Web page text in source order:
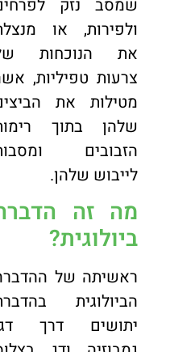
שמסב נזק לפרחים
ולפירות, או מנצלת
את הנוכחות של
צרעות טפיליות, אשר
מטילות את הביצים
שלהן בתוך רימות
הזבובים ומסבות
לייבוש שלהן.
מה זה הדברה
ביולוגית?
ראשיתה של ההדברה
הביולוגית בהדברת
יתושים דרך דגי